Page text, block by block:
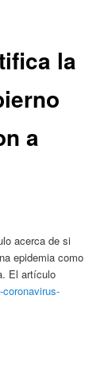
la
a
acerca de si
epidemia como
El artículo